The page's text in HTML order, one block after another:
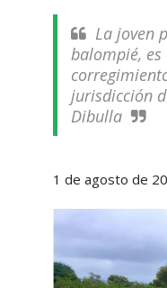
La joven
balompié,
jurisdicción
Dibulla
1 de agosto de